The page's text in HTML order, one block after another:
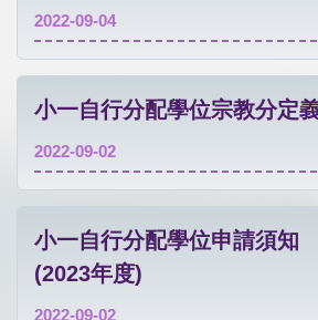
2022-09-04
小一自行分配學位宗教分定
2022-09-02
小一自行分配學位申請須知
(2023年度)
2022-09-02